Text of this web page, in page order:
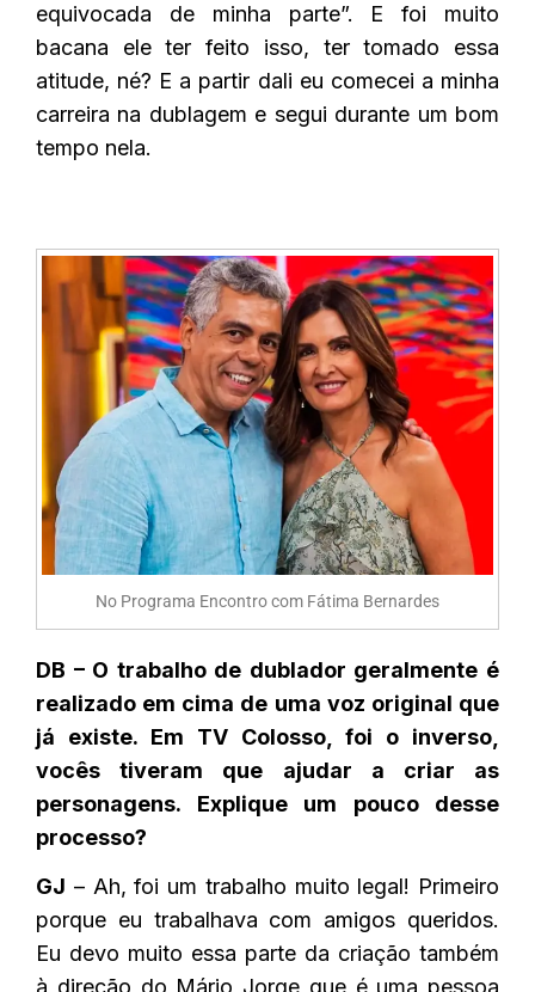
equivocada de minha parte”. E foi muito
bacana ele ter feito isso, ter tomado essa
atitude, né? E a partir dali eu comecei a minha
carreira na dublagem e segui durante um bom
tempo nela.
No Programa Encontro com Fátima Bernardes
DB – O trabalho de dublador geralmente é
realizado em cima de uma voz original que
já existe. Em TV Colosso, foi o inverso,
vocês tiveram que ajudar a criar as
personagens. Explique um pouco desse
processo?
GJ – Ah, foi um trabalho muito legal! Primeiro
porque eu trabalhava com amigos queridos.
Eu devo muito essa parte da criação também
à direção do Mário Jorge que é uma pessoa